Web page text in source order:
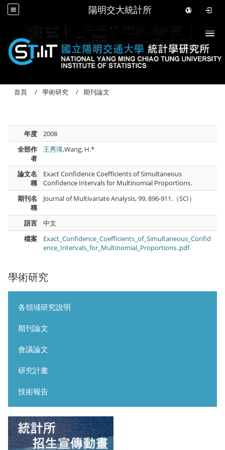
陽明交大統計所
學術研究
各領域研究說明
期刊論文
會議論文
研究計畫
技術報告
首頁 學術研究 期刊論文
年度
2008
全部作
者
王秀瑛,Wang, H.*
論文名
稱
Exact Confidence Coefficients of Simultaneous
Confidence Intervals for Multinomial Proportions.
期刊名
稱
Journal of Multivariate Analysis, 99, 896-911.（SCI）
語言
中文
檔案
Exact_Confidence_Coefficients_of_Simultaneous_Confid
ence_Intervals_for_Multinomial_Proportions..pdf